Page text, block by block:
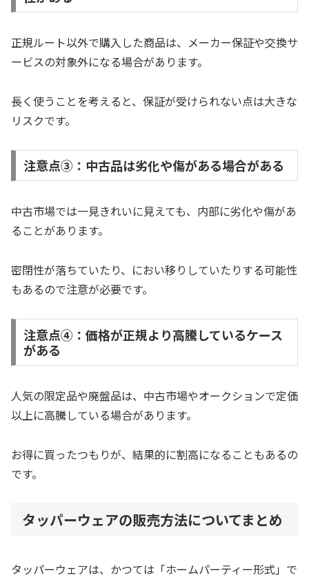
正規ルート以外で購入した商品は、メーカー保証や交換サ
ービスの対象外になる場合があります。
長く使うことを考えると、保証が受けられない点は大きな
リスクです。
注意点③：中古品は劣化や傷がある場合がある
中古市場では一見きれいに見えても、内部に劣化や傷があ
ることがあります。
密閉性が落ちていたり、におい移りしていたりする可能性
もあるので注意が必要です。
注意点④：価格が正規より高騰しているケース
がある
人気の限定品や廃盤品は、中古市場やオークションで定価
以上に高騰している場合があります。
お得に買ったつもりが、結果的に割高になることもあるの
です。
タッパーウェアの販売方法についてまとめ
タッパーウェアは、かつては「ホームパーティー形式」で